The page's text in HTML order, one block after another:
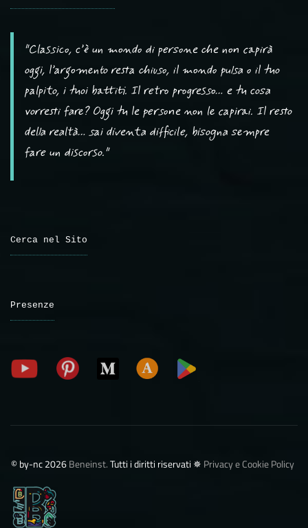
"Classico, c’è un mondo di persone che non capirà
oggi, l’argomento resta chiuso, il mondo pulsa o il tuo
palpito, i tuoi battiti. Il retro progresso… e tu cosa
vorresti fare? Oggi tu le persone non le capirai. Il resto
della realtà… sai diventa difficile, bisogna sempre
fare un discorso."
Cerca nel Sito
Presenze
©️ by-nc 2026Beneinst.Tutti i diritti riservati ✵ Privacy e Cookie Policy